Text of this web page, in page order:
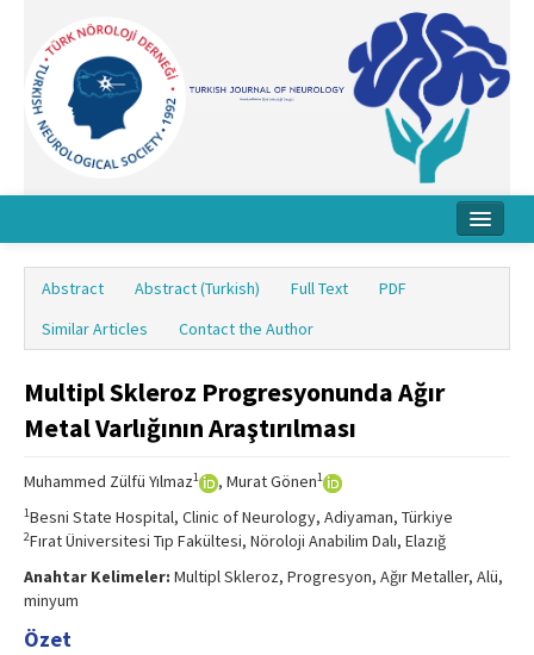
Board
Instructions
Abstract Abstract (Turkish) Full Text
PDF
Similar Articles
Contact the Author
Multipl Skleroz Progresyonunda Ağır
Metal Varlığının Araştırılması
Muhammed Zülfü Yılmaz1 , Murat Gönen1
1Besni State Hospital, Clinic of Neurology, Adiyaman, Türkiye
2Fırat Üniversitesi Tıp Fakültesi, Nöroloji Anabilim Dalı, Elazığ
Anahtar Kelimeler: Multipl Skleroz, Progresyon, Ağır Metaller, Alü,
minyum
Özet